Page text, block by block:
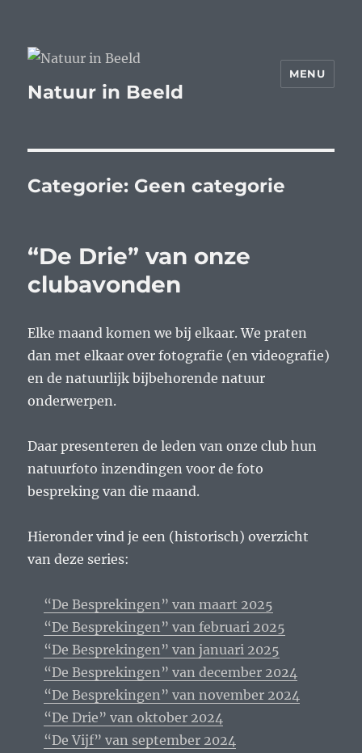
Natuur in Beeld
MENU
Categorie: Geen categorie
“De Drie” van onze
clubavonden
Elke maand komen we bij elkaar. We praten
dan met elkaar over fotografie (en videografie)
en de natuurlijk bijbehorende natuur
onderwerpen.
Daar presenteren de leden van onze club hun
natuurfoto inzendingen voor de foto
bespreking van die maand.
Hieronder vind je een (historisch) overzicht
van deze series:
“De Besprekingen” van maart 2025
“De Besprekingen” van februari 2025
“De Besprekingen” van januari 2025
“De Besprekingen” van december 2024
“De Besprekingen” van november 2024
“De Drie” van oktober 2024
“De Vijf” van september 2024